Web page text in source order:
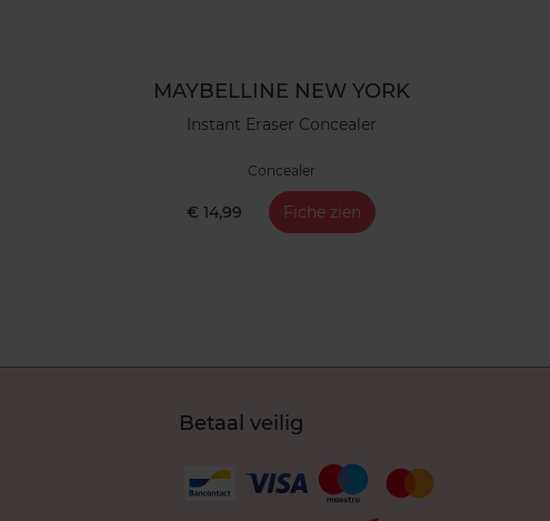
MAYBELLINE NEW YORK
Instant Eraser Concealer
Concealer
€ 14,99 Fiche zien
Betaal veilig